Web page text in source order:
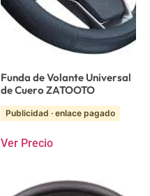
Funda de Volante Universal
de Cuero ZATOOTO
Publicidad · enlace pagado
Ver Precio